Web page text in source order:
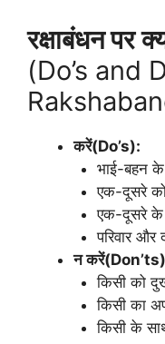
रक्षाबंधन पर
(Do’s and
करें(Do’s):
भाई-बहन के
एक-दूसरे
एक-दूसरे के
परिवार और
न
किसी को
किसी का
किसी के